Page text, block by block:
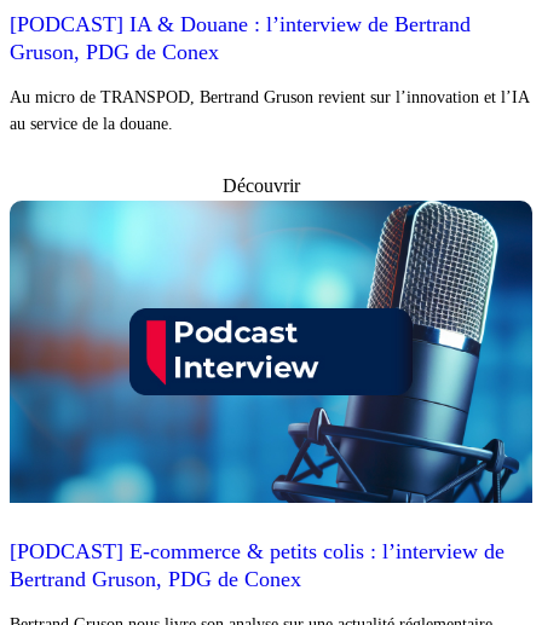
[PODCAST] IA & Douane : l’interview de Bertrand
Gruson, PDG de Conex
Au micro de TRANSPOD, Bertrand Gruson revient sur l’innovation et l’IA
au service de la douane.
Découvrir
[PODCAST] E-commerce & petits colis : l’interview de
Bertrand Gruson, PDG de Conex